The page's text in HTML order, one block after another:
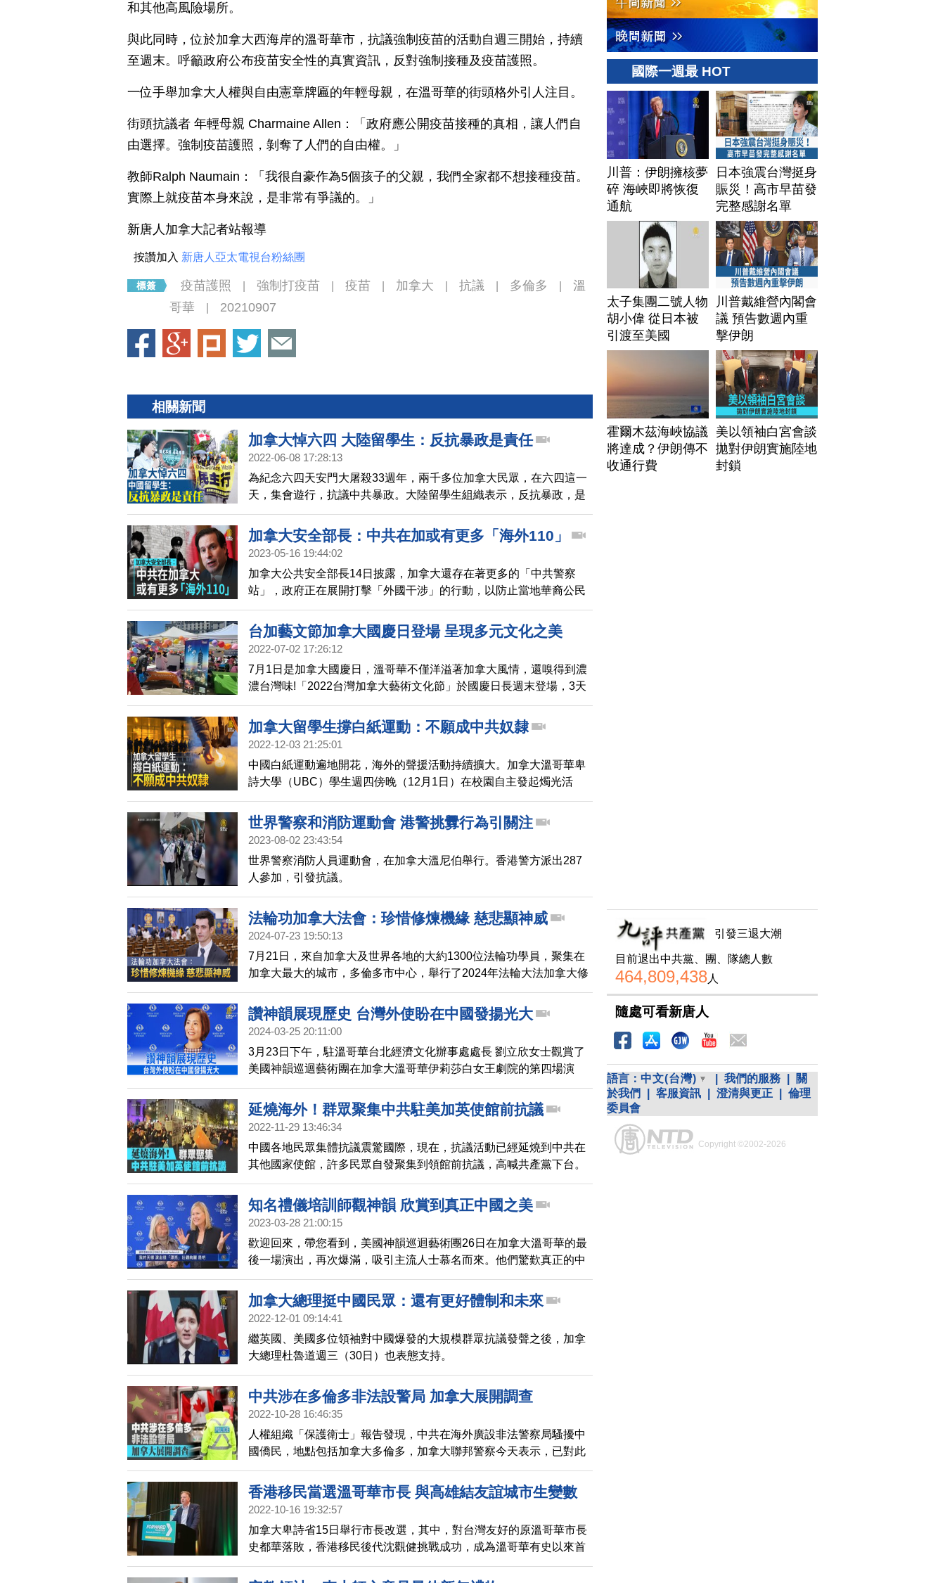
和其他高風險場所。
與此同時，位於加拿大西海岸的溫哥華市，抗議強制疫苗的活動自週三開始，持續
至週末。呼籲政府公布疫苗安全性的真實資訊，反對強制接種及疫苗護照。
一位手舉加拿大人權與自由憲章牌匾的年輕母親，在溫哥華的街頭格外引人注目。
街頭抗議者 年輕母親 Charmaine Allen：「政府應公開疫苗接種的真相，讓人們自
由選擇。強制疫苗護照，剝奪了人們的自由權。」
教師Ralph Naumain：「我很自豪作為5個孩子的父親，我們全家都不想接種疫苗。
實際上就疫苗本身來說，是非常有爭議的。」
新唐人加拿大記者站報導
按讚加入 新唐人亞太電視台粉絲團
疫苗護照 強制打疫苗 疫苗 加拿大 抗議 多倫多
溫
哥華
20210907
相關新聞
加拿大悼六四 大陸留學生：反抗暴政是責任
2022-06-08 17:28:13
為紀念六四天安門大屠殺33週年，兩千多位加拿大民眾，在六四這一
天，集會遊行，抗議中共暴政。大陸留學生組織表示，反抗暴政，是
他們的責任。
加拿大安全部長：中共在加或有更多「海外110」
2023-05-16 19:44:02
加拿大公共安全部長14日披露，加拿大還存在著更多的「中共警察
站」，政府正在展開打擊「外國干涉」的行動，以防止當地華裔公民
遭到騷擾或恐嚇。
台加藝文節加拿大國慶日登場 呈現多元文化之美
2022-07-02 17:26:12
7月1日是加拿大國慶日，溫哥華不僅洋溢著加拿大風情，還嗅得到濃
濃台灣味!「2022台灣加拿大藝術文化節」於國慶日長週末登場，3天
活動有多個著名藝術家及音樂舞蹈表演團體演出，呈現台灣及加拿大
等多元文化之美。
加拿大留學生撐白紙運動：不願成中共奴隸
2022-12-03 21:25:01
中國白紙運動遍地開花，海外的聲援活動持續擴大。加拿大溫哥華卑
詩大學（UBC）學生週四傍晚（12月1日）在校園自主發起燭光活
動，悼念烏魯木齊遇難同胞，學生還說，不希望成為中共奴隸。
世界警察和消防運動會 港警挑釁行為引關注
2023-08-02 23:43:54
世界警察消防人員運動會，在加拿大溫尼伯舉行。香港警方派出287
人參加，引發抗議。
法輪功加拿大法會：珍惜修煉機緣 慈悲顯神威
2024-07-23 19:50:13
7月21日，來自加拿大及世界各地的大約1300位法輪功學員，聚集在
加拿大最大的城市，多倫多市中心，舉行了2024年法輪大法加拿大修
煉心得交流會。請看來自多倫多的報導。
讚神韻展現歷史 台灣外使盼在中國發揚光大
2024-03-25 20:11:00
3月23日下午，駐溫哥華台北經濟文化辦事處處長 劉立欣女士觀賞了
美國神韻巡迴藝術團在加拿大溫哥華伊莉莎白女王劇院的第四場演
出。劉處長非常欣賞神韻用舞蹈講故事的方式，展現歷史和傳統，希
望神韻將來能在中國發揚光大。
延燒海外！群眾聚集中共駐美加英使館前抗議
2022-11-29 13:46:34
中國各地民眾集體抗議震驚國際，現在，抗議活動已經延燒到中共在
其他國家使館，許多民眾自發聚集到領館前抗議，高喊共產黨下台。
知名禮儀培訓師觀神韻 欣賞到真正中國之美
2023-03-28 21:00:15
歡迎回來，帶您看到，美國神韻巡迴藝術團26日在加拿大溫哥華的最
後一場演出，再次爆滿，吸引主流人士慕名而來。他們驚歎真正的中
國，在共產主義到來之前是如此美好。
加拿大總理挺中國民眾：還有更好體制和未來
2022-12-01 09:14:41
繼英國、美國多位領袖對中國爆發的大規模群眾抗議發聲之後，加拿
大總理杜魯道週三（30日）也表態支持。
中共涉在多倫多非法設警局 加拿大展開調查
2022-10-28 16:46:35
人權組織「保護衛士」報告發現，中共在海外廣設非法警察局騷擾中
國僑民，地點包括加拿大多倫多，加拿大聯邦警察今天表示，已對此
事展開調查。
香港移民當選溫哥華市長 與高雄結友誼城市生變數
2022-10-16 19:32:57
加拿大卑詩省15日舉行市長改選，其中，對台灣友好的原溫哥華市長
史都華落敗，香港移民後代沈觀健挑戰成功，成為溫哥華有史以來首
位華裔市長。台裔社區擔心溫哥華和高雄結為友誼城市的案件將胎死
國際一週最 HOT
川普：伊朗擁核夢
碎 海峽即將恢復
通航
日本強震台灣挺身
賑災！高市早苗發
完整感謝名單
太子集團二號人物
胡小偉 從日本被
引渡至美國
川普戴維營內閣會
議 預告數週內重
擊伊朗
霍爾木茲海峽協議
將達成？伊朗傳不
收通行費
美以領袖白宮會談
拋對伊朗實施陸地
封鎖
引發三退大潮
目前退出中共黨、團、隊總人數
464,809,438人
隨處可看新唐人
語言： 中文(台灣) 我們的服務
關
於我們
客服資訊 澄清與更正
倫理
委員會
Copyright ©2002-2026